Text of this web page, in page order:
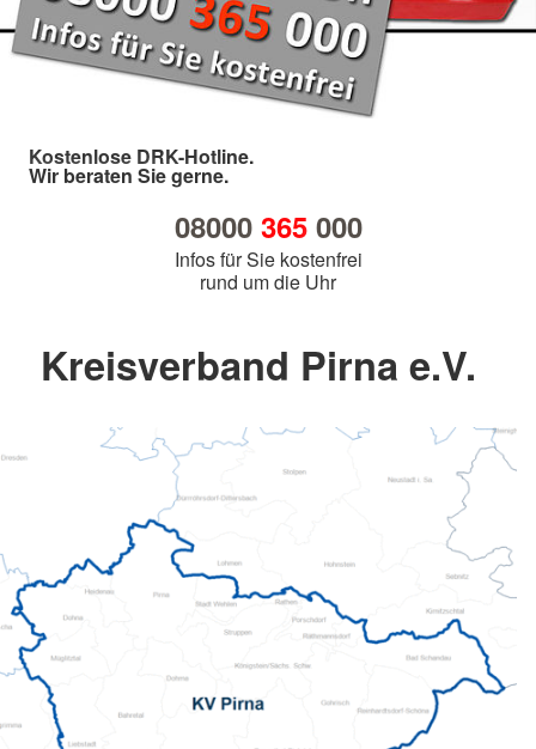
Kostenlose DRK-Hotline.
Wir beraten Sie gerne.
08000 365000
Infos für Sie kostenfrei
rund um die Uhr
Kreisverband Pirna e.V.